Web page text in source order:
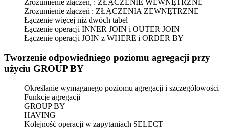
Zrozumienie złączeń, : ZŁĄCZENIE WEWNĘTRZNE
Zrozumienie złączeń : ZŁĄCZENIA ZEWNĘTRZNE
Łączenie więcej niż dwóch tabel
Łączenie operacji INNER JOIN i OUTER JOIN
Łączenie operacji JOIN z WHERE i ORDER BY
Tworzenie odpowiedniego poziomu agregacji przy
użyciu GROUP BY
Określanie wymaganego poziomu agregacji i szczegółowości
Funkcje agregacji
GROUP BY
HAVING
Kolejność operacji w zapytaniach SELECT